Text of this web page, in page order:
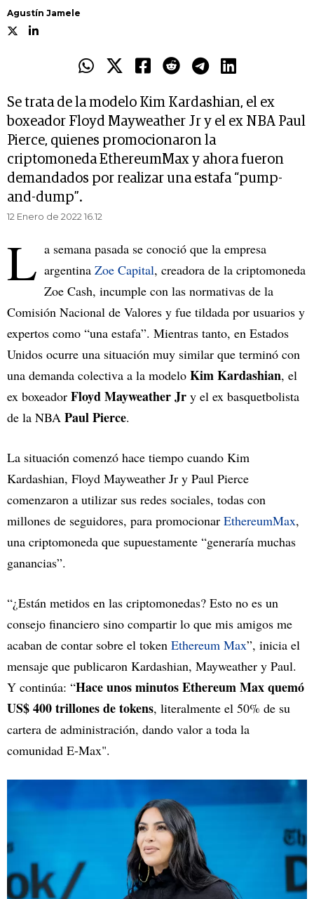
Agustín Jamele
Se trata de la modelo Kim Kardashian, el ex
boxeador Floyd Mayweather Jr y el ex NBA Paul
Pierce, quienes promocionaron la
criptomoneda EthereumMax y ahora fueron
demandados por realizar una estafa “pump-
and-dump”.
12 Enero de 2022 16.12
L a semana pasada se conoció que la empresa
argentina Zoe Capital, creadora de la criptomoneda
Zoe Cash, incumple con las normativas de la
Comisión Nacional de Valores y fue tildada por usuarios y
expertos como “una estafa”. Mientras tanto, en Estados
Unidos ocurre una situación muy similar que terminó con
una demanda colectiva a la modelo Kim Kardashian, el
ex boxeador Floyd Mayweather Jr y el ex basquetbolista
de la NBA Paul Pierce.
La situación comenzó hace tiempo cuando Kim
Kardashian, Floyd Mayweather Jr y Paul Pierce
comenzaron a utilizar sus redes sociales, todas con
millones de seguidores, para promocionar EthereumMax,
una criptomoneda que supuestamente “generaría muchas
ganancias”.
“¿Están metidos en las criptomonedas? Esto no es un
consejo financiero sino compartir lo que mis amigos me
acaban de contar sobre el token Ethereum Max”, inicia el
mensaje que publicaron Kardashian, Mayweather y Paul.
Y continúa: “Hace unos minutos Ethereum Max quemó
US$ 400 trillones de tokens, literalmente el 50% de su
cartera de administración, dando valor a toda la
comunidad E-Max".